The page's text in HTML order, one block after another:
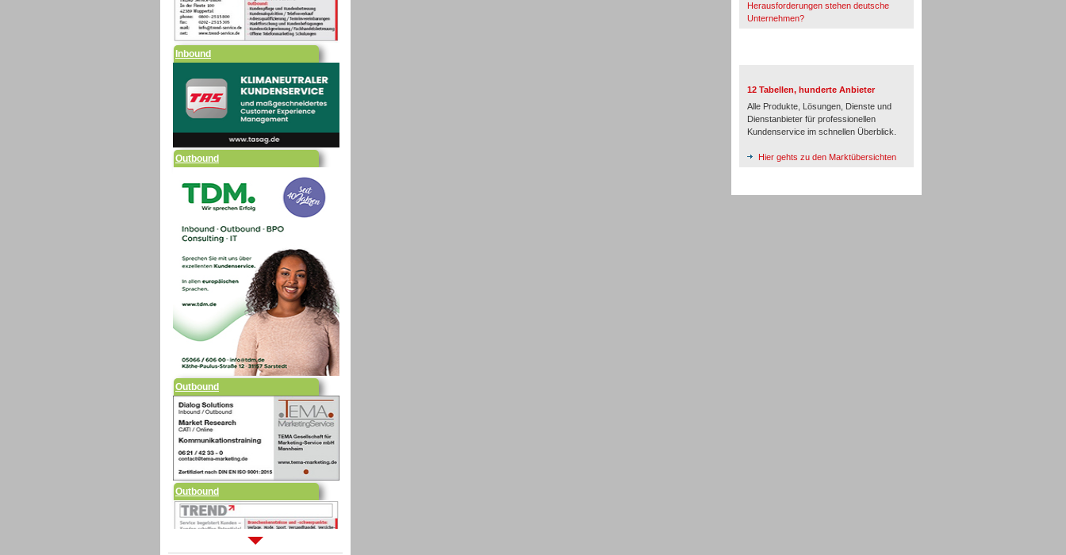
Inbound
Outbound
Outbound
Herausforderungen stehen deutsche
Unternehmen?
12 Tabellen, hunderte Anbieter
Alle Produkte, Lösungen, Dienste und
Dienstanbieter für professionellen
Kundenservice im schnellen Überblick.
Hier gehts zu den Marktübersichten